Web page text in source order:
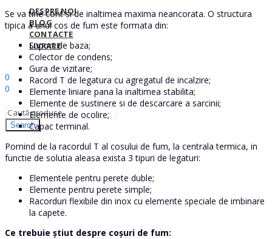
DESPRE NOI
BLOG
CONTACTE
LIVRARE
Hello,
Sign In
0
0
MDL
Search
Se va tine cont si de inaltimea maxima neancorata. O structura
tipica a unui cos de fum este formata din:
Suport de baza;
Colector de condens;
Gura de vizitare;
Racord T de legatura cu agregatul de incalzire;
Elemente liniare pana la inaltimea stabilita;
Elemente de sustinere si de descarcare a sarcinii;
Elemente de ocolire;
Capac terminal.
Pornind de la racordul T al cosului de fum, la centrala termica, in
functie de solutia aleasa exista 3 tipuri de legaturi:
Elementele pentru perete duble;
Elemente pentru perete simple;
Racorduri flexibile din inox cu elemente speciale de imbinare
la capete.
Ce trebuie știut despre coșuri de fum: